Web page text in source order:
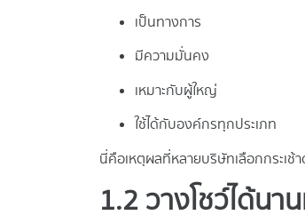
เป็นทางการ
มีความมั่นคง
เหมาะกับผู้ใหญ่
ใช้ได้กับองค์กรทุกประเภท
นี่คือเหตุผลที่หลายบริษัทเลือกกระเ
1.2 วางโชว์ได้น